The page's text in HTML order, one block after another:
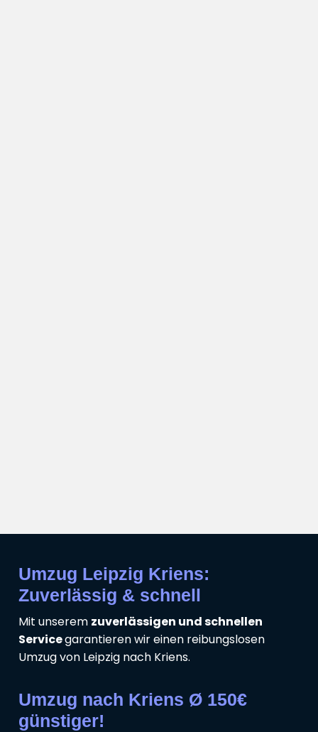
Umzug Leipzig Kriens:
Zuverlässig & schnell
Mit unserem zuverlässigen und schnellen
Servicegarantieren wir einen reibungslosen
Umzug von Leipzig nach Kriens.
Umzug nach Kriens Ø 150€
günstiger!